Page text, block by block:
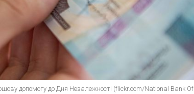
допомогу до Дня Незалежності (flickr.com/National Bank Of